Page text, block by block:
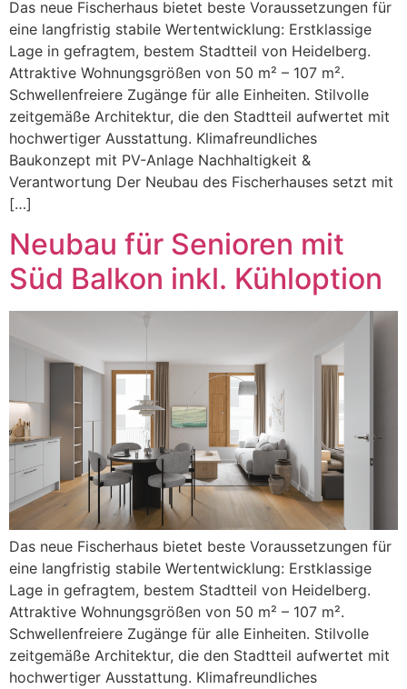
Das neue Fischerhaus bietet beste Voraussetzungen für
eine langfristig stabile Wertentwicklung: Erstklassige
Lage in gefragtem, bestem Stadtteil von Heidelberg.
Attraktive Wohnungsgrößen von 50 m² – 107 m².
Schwellenfreiere Zugänge für alle Einheiten. Stilvolle
zeitgemäße Architektur, die den Stadtteil aufwertet mit
hochwertiger Ausstattung. Klimafreundliches
Baukonzept mit PV-Anlage Nachhaltigkeit &
Verantwortung Der Neubau des Fischerhauses setzt mit
[…]
Neubau für Senioren mit
Süd Balkon inkl. Kühloption
Das neue Fischerhaus bietet beste Voraussetzungen für
eine langfristig stabile Wertentwicklung: Erstklassige
Lage in gefragtem, bestem Stadtteil von Heidelberg.
Attraktive Wohnungsgrößen von 50 m² – 107 m².
Schwellenfreiere Zugänge für alle Einheiten. Stilvolle
zeitgemäße Architektur, die den Stadtteil aufwertet mit
hochwertiger Ausstattung. Klimafreundliches